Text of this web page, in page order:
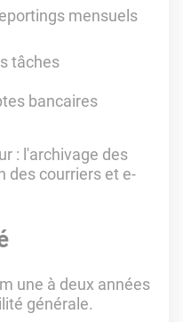
mensuels
tâches
bancaires
: l'archivage des
des courriers et e-
une à deux années
générale.